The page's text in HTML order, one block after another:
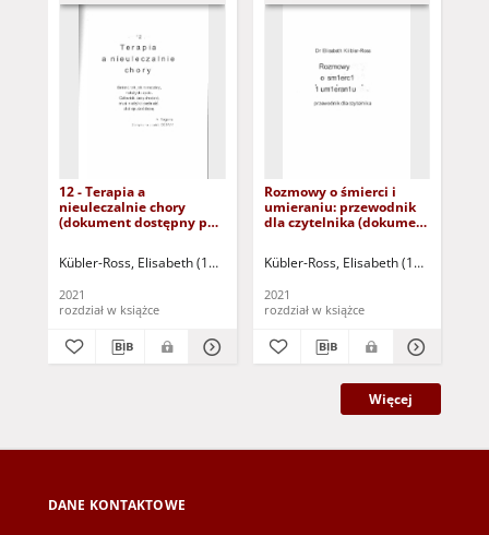
12 - Terapia a
nieuleczalnie chory
(dokument dostępny po
wzroku)
Kübler-Ross, Elisabeth (1926-2004) Doleżal-Nowicka, Irena (1923-
2021
rozdział w książce
Rozmowy o śmierci i
umieraniu: przewodnik
dla czytelnika (dokument
dysfunkcją wzroku)
Kübler-Ross, Elisabeth (1926-2004)
2021
rozdział w książce
Więcej
DANE KONTAKTOWE